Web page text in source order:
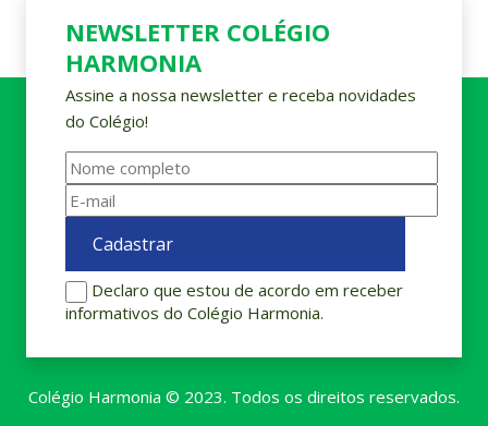
NEWSLETTER COLÉGIO
HARMONIA
Assine a nossa newsletter e receba novidades
do Colégio!
Declaro que estou de acordo em receber
informativos do Colégio Harmonia.
Colégio Harmonia © 2023. Todos os direitos reservados.